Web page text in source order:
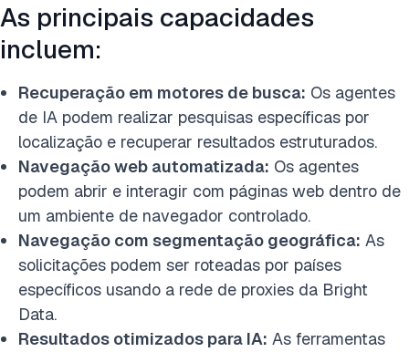
As principais capacidades
incluem:
Recuperação em motores de busca: Os agentes
de IA podem realizar pesquisas específicas por
localização e recuperar resultados estruturados.
Navegação web automatizada: Os agentes
podem abrir e interagir com páginas web dentro de
um ambiente de navegador controlado.
Navegação com segmentação geográfica: As
solicitações podem ser roteadas por países
específicos usando a rede de proxies da Bright
Data.
Resultados otimizados para IA: As ferramentas